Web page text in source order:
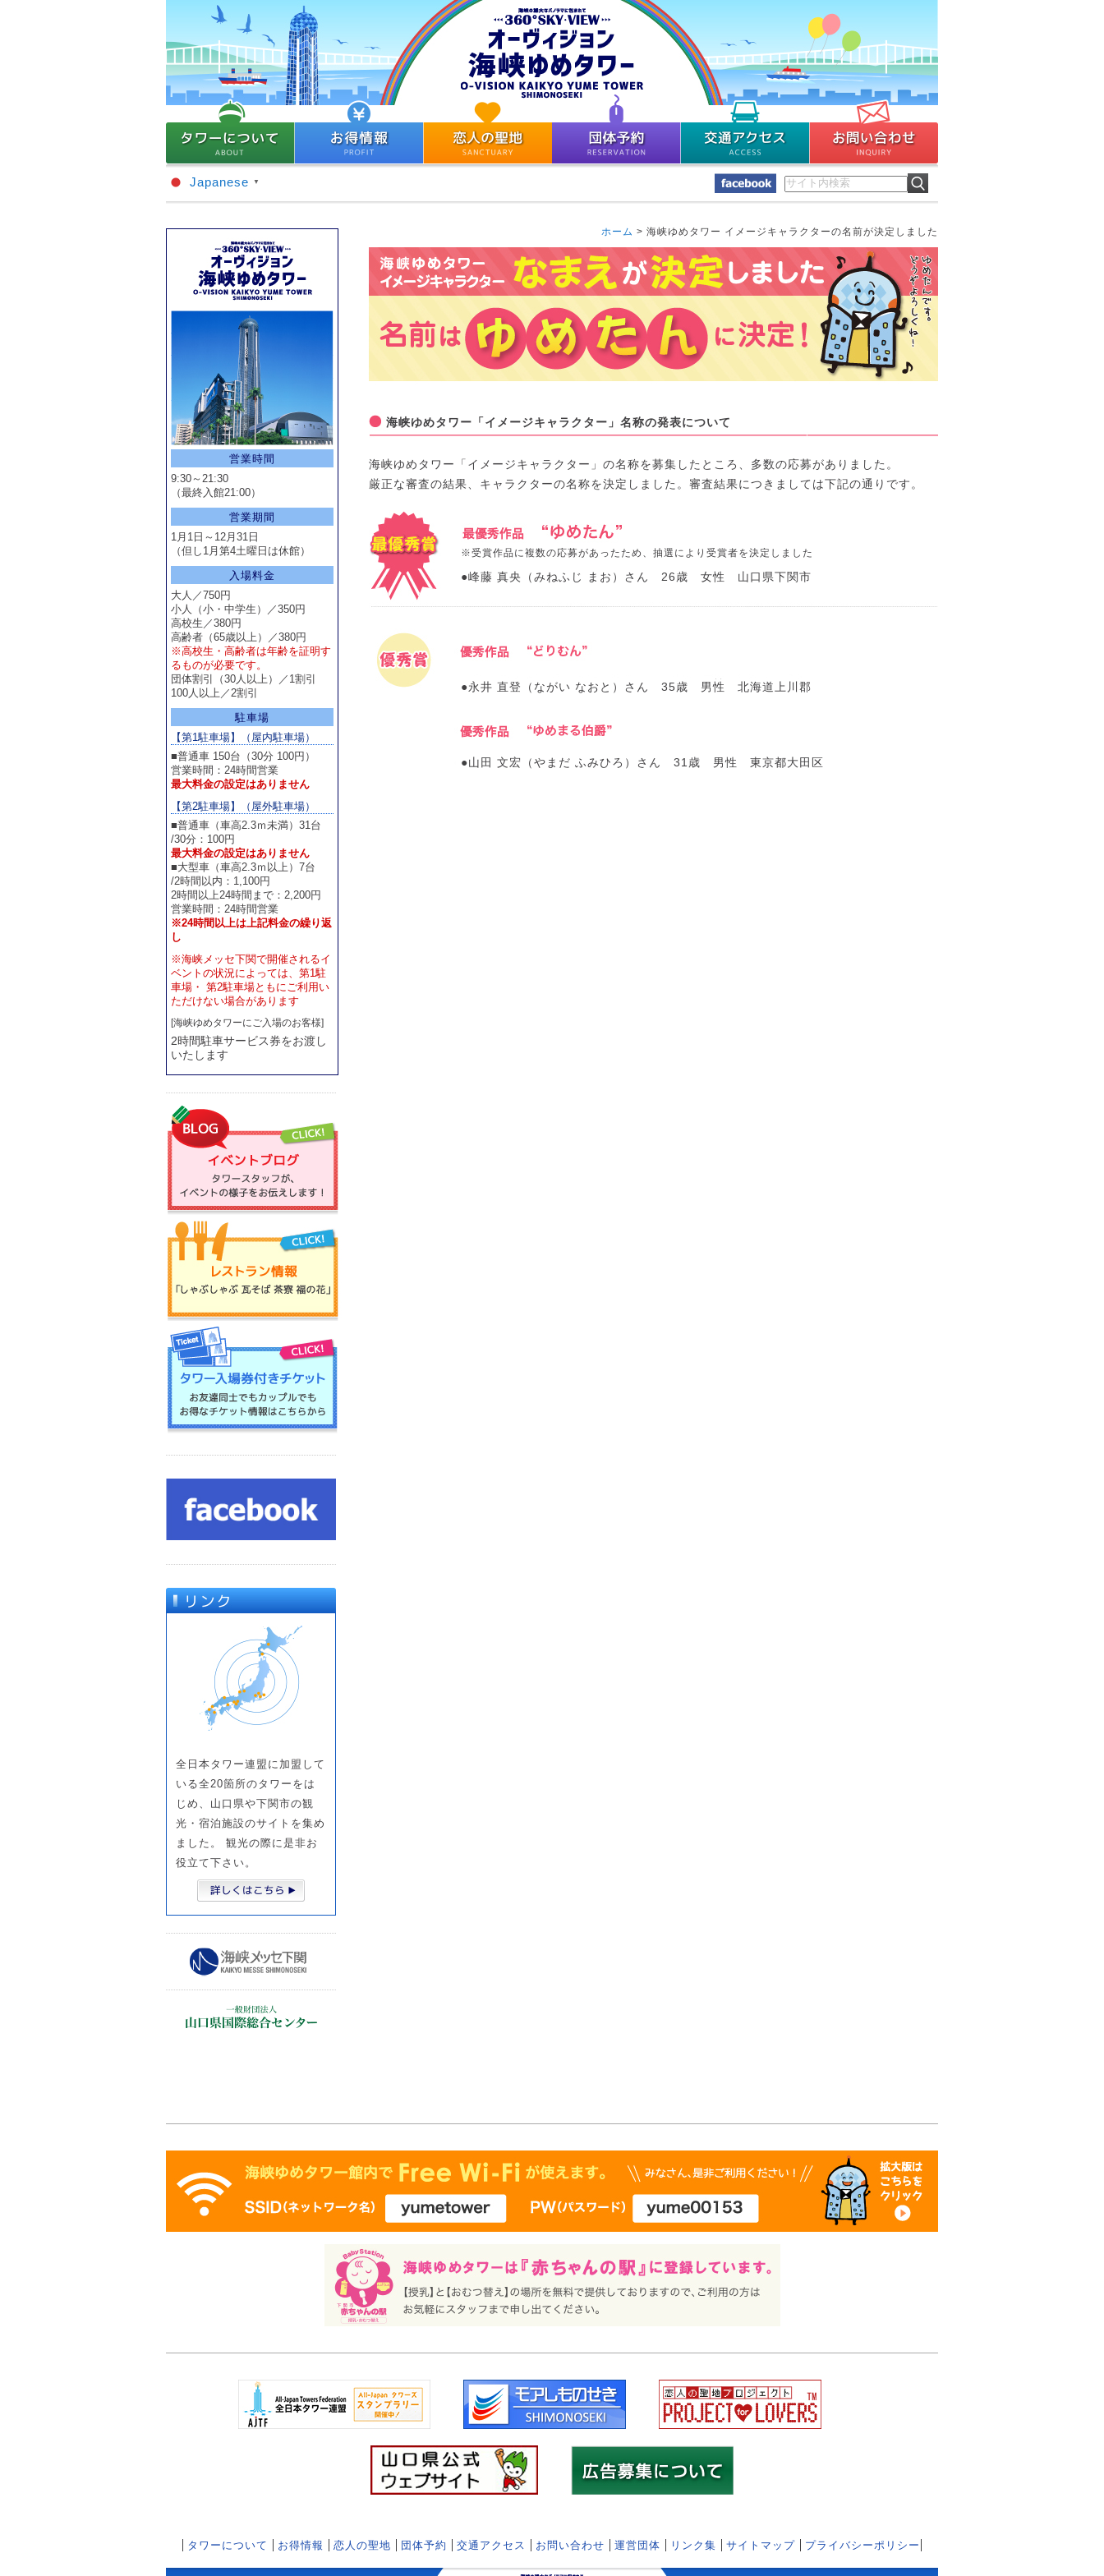
Japanese ▼
営業時間
9:30～21:30
（最終入館21:00）
営業期間
1月1日～12月31日
（但し1月第4土曜日は休館）
入場料金
大人／750円
小人（小・中学生）／350円
高校生／380円
高齢者（65歳以上）／380円
※高校生・高齢者は年齢を証明す
るものが必要です。
団体割引（30人以上）／1割引
100人以上／2割引
駐車場
【第1駐車場】（屋内駐車場）
■普通車 150台（30分 100円）
営業時間：24時間営業
最大料金の設定はありません
【第2駐車場】（屋外駐車場）
■普通車（車高2.3ｍ未満）31台
/30分：100円
最大料金の設定はありません
■大型車（車高2.3ｍ以上）7台
/2時間以内：1,100円
2時間以上24時間まで：2,200円
営業時間：24時間営業
※24時間以上は上記料金の繰り返
し
※海峡メッセ下関で開催されるイ
ベントの状況によっては、第1駐
車場・ 第2駐車場ともにご利用い
ただけない場合があります
[海峡ゆめタワーにご入場のお客様]
2時間駐車サービス券をお渡し
いたします
全日本タワー連盟に加盟して
いる全20箇所のタワーをは
じめ、山口県や下関市の観
光・宿泊施設のサイトを集め
ました。 観光の際に是非お
役立て下さい。
ホーム > 海峡ゆめタワー イメージキャラクターの名前が決定しました
海峡ゆめタワー「イメージキャラクター」名称の発表について
海峡ゆめタワー「イメージキャラクター」の名称を募集したところ、多数の応募がありました。
厳正な審査の結果、キャラクターの名称を決定しました。審査結果につきましては下記の通りです。
※受賞作品に複数の応募があったため、抽選により受賞者を決定しました
●峰藤 真央（みねふじ まお）さん 26歳 女性 山口県下関市
●永井 直登（ながい なおと）さん 35歳 男性 北海道上川郡
●山田 文宏（やまだ ふみひろ）さん 31歳 男性 東京都大田区
タワーについて お得情報 恋人の聖地 団体予約 交通アクセス お問い合わせ 運営団体 リンク集 サイトマップ プライバシーポリシー